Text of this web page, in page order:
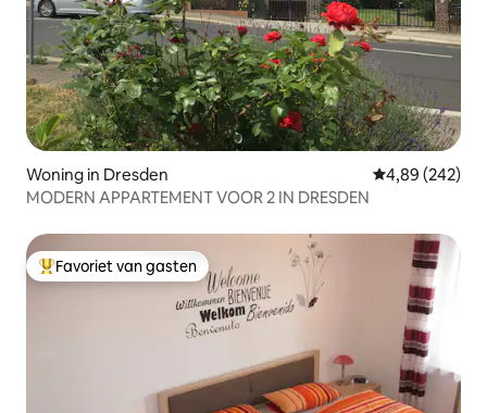
Woning in Dresden Gemiddelde
4,89 (242)
MODERN APPARTEMENT VOOR 2 IN DRESDEN
Topfavoriet van gasten
Favoriet van gasten